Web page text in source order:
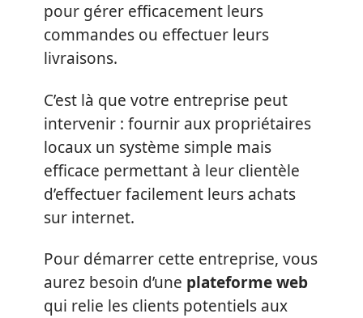
pour gérer efficacement leurs
commandes ou effectuer leurs
livraisons.
C’est là que votre entreprise peut
intervenir : fournir aux propriétaires
locaux un système simple mais
efficace permettant à leur clientèle
d’effectuer facilement leurs achats
sur internet.
Pour démarrer cette entreprise, vous
aurez besoin d’une plateforme web
qui relie les clients potentiels aux